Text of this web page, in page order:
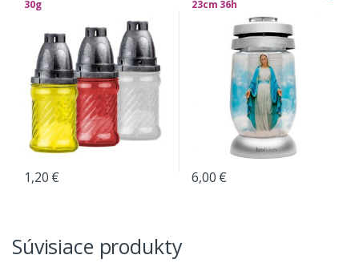
30g
1,20 €
23cm 36h
6,00 €
Súvisiace produkty